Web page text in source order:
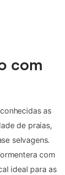
com
as
de praias,
selvagens.
com
ideal para as